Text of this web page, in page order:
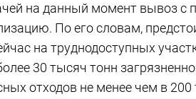
на данный момент вывоз с
По его словам,
на труднодоступных
30 тысяч тонн
отходов не менее чем в